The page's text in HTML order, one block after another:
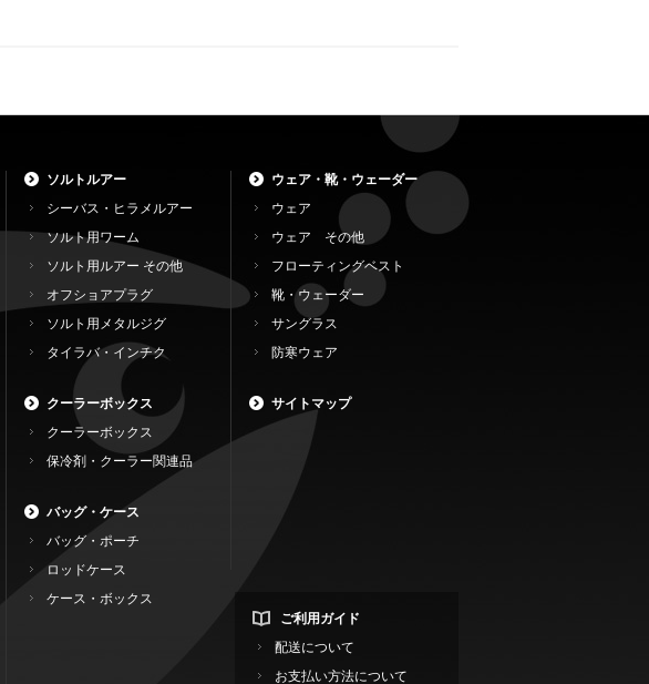
ソルトルアー
シーバス・ヒラメルアー
ソルト用ワーム
ソルト用ルアー その他
オフショアプラグ
ソルト用メタルジグ
タイラバ・インチク
クーラーボックス
クーラーボックス
保冷剤・クーラー関連品
バッグ・ケース
バッグ・ポーチ
ロッドケース
ケース・ボックス
ウェア・靴・ウェーダー
ウェア
ウェア その他
フローティングベスト
靴・ウェーダー
サングラス
防寒ウェア
サイトマップ
ご利用ガイド
配送について
お支払い方法について